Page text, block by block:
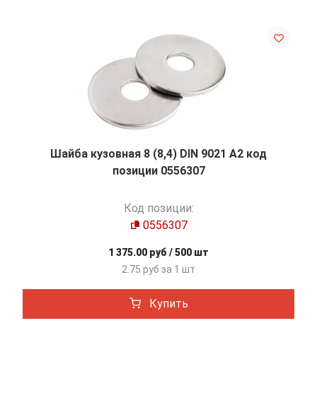
Шайба кузовная 8 (8,4) DIN 9021 A2 код
позиции 0556307
Код позиции:
0556307
1 375.00 руб / 500 шт
2.75 руб за 1 шт
Купить